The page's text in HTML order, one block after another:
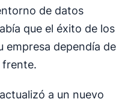
de datos
que el éxito de los
empresa dependía de
frente.
a un nuevo